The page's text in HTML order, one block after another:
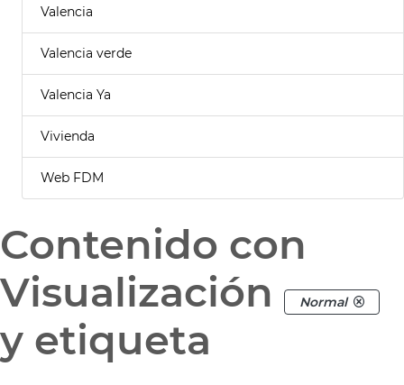
Valencia
Valencia verde
Valencia Ya
Vivienda
Web FDM
Contenido con
Visualización
Normal
y etiqueta